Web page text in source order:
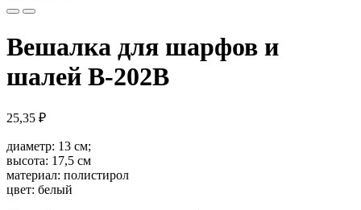
Вешалка для шарфов и
шалей В-202В
25,35 ₽
диаметр: 13 см;
высота: 17,5 см
материал: полистирол
цвет: белый